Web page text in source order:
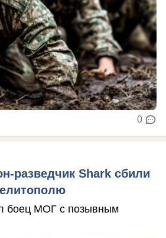
0
разведчик Shark сбили
боец МОГ с позывным